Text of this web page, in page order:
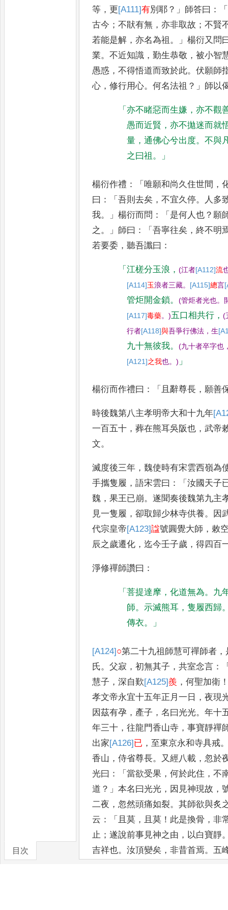
目次
等 ， 更 [A111]有別耶 ？」 師答曰 ：
「
古今 ；不猒有無 ，亦非取故 ；不賢
若能是解 ，亦名為祖 。」楊衍又問
業。不近知識 ，勤生恭敬 ，被小智
愚惑 ，不得悟道而致於此。伏願師
心 ，修行用心。何名法祖 ？」 師以
「亦不睹惡而生嫌 ，亦不觀
愚而近賢 ，亦不拋迷而就
量 ，通佛心兮出度。不與
之曰祖 。」
楊衍作禮 ：「唯願和尚久住世間 ，
曰 ：「吾則去矣 ，不宜久停。
人多
我。」楊衍而問 ：「 是何人也 ？ 願
之。」 師曰 ：「吾寧往矣 ，終不明
若要委 ，聽吾讖曰 ：
「江槎分玉浪 ，(江者[A112]流
[A114]玉浪者三藏。 [A115]總言
管炬開金鎖。(管炬者光也。
[A117]毒藥。)五口相共行 ，(
行者[A118]與吾爭行佛法 ，生
九十無彼我。(九十者卒字也
[A121]之我也。) 」
楊衍而作禮曰 ：「 且辭尊長 ， 願善
時後魏第八主孝明帝大和十九年
一百五十 ，葬在熊耳吳阪也 ，武帝
文。
滅度後三年 ，魏使時有宋雲西嶺為
手攜隻履 ，語宋雲曰 ：「汝國 天子
魏 ，果王已崩。遂聞奏後魏第九主
見一隻履 ，卻取歸少林寺供養。
因
代宗皇帝[A123]諡號圓覺大師 ， 敕
辰之歲遷化 ，迄今壬子歲 ，得四百
淨修禪師讚曰 ：
「菩提達摩 ，化道無為。 九
師。示滅熊耳 ，隻履西歸
傳衣。」
[A124]○第二十九祖師慧可禪師者 ，
氏。父寂 ，初無其子 ，共室念言 ：
慧子 ，深自歎[A125]羨 ，何聖加衛
孝文帝永宜十五年正月一日 ，夜現
因茲有孕 ， 產子 ，名曰光光。年十
年三十 ，往龍門香山寺 ，事寶靜禪
出家[A126]已 ，至東京永和寺具戒
香山 ，侍省尊長。 又經八載 ，忽於
光曰 ：「當欲受果 ，何於此住 ，不
道 ？」本名曰光光 ， 因見神現故 ，
二夜 ，忽然頭痛如裂。其師欲與炙
云 ：「 且莫 ， 且莫 ！ 此是換骨 ，非
止 ；遂說前事見神之由 ， 以白寶靜
吉祥也。汝頂變矣 ，非昔首焉。五